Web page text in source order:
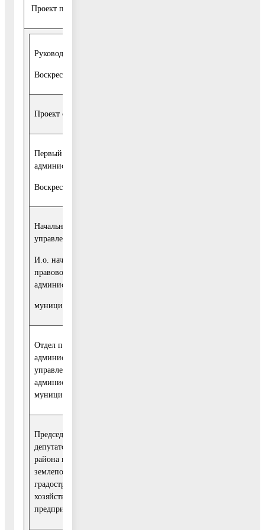
Проект представлен:
Руководитель администрации
Воскресенского муниципального района
Проект согласован:
Первый заместитель руководителя
администрации
Воскресенского муниципального района
Начальник организационно-контрольного
управления
И.о. начальника правового управления
правового и кадрового обеспечения
администрации Воскресенского
муниципального района
Отдел правового обеспечения деятельности
администрации и правовой экспертизы
управления правового и кадрового обеспечения
администрации Воскресенского
муниципального района
Председатель постоянной комиссии Совета
депутатов Воскресенского муниципального
района по вопросам экономической политики,
землепользования, промышленности,
градостроительства, жилищно-коммунального
хозяйства и поддержки
предпринимательства